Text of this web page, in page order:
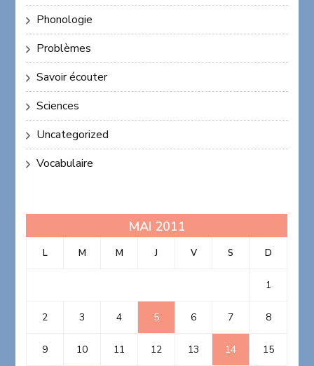
Phonologie
Problèmes
Savoir écouter
Sciences
Uncategorized
Vocabulaire
MAI 2011
L M M J V S D
1
2 3 4 5 6 7 8
9 10 11 12 13 14 15